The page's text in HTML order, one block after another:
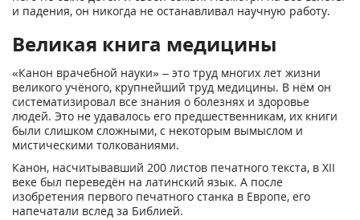
и падения, он никогда не останавливал научную работу.
Великая книга медицины
«Канон врачебной науки» – это труд многих лет жизни
великого учёного, крупнейший труд медицины. В нём он
систематизировал все знания о болезнях и здоровье
людей. Это не удавалось его предшественникам, их книги
были слишком сложными, с некоторым вымыслом и
мистическими толкованиями.
Канон, насчитывавший 200 листов печатного текста, в XII
веке был переведён на латинский язык. А после
изобретения первого печатного станка в Европе, его
напечатали вслед за Библией.